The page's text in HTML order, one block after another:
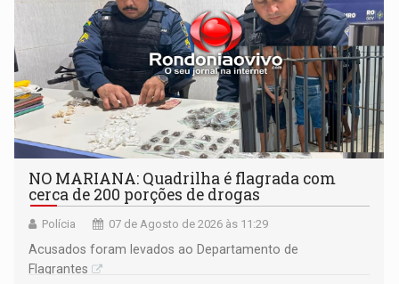
NO MARIANA: Quadrilha é flagrada com
cerca de 200 porções de drogas
Polícia 07 de Agosto de 2026 às 11:29
Acusados foram levados ao Departamento de
Flagrantes